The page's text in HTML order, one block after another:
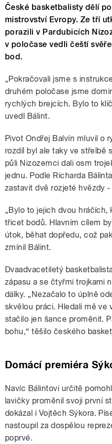
České basketbalisty dělí
mistrovství Evropy. Ze tří
porazili v Pardubicích
v poločase vedli čeští
bod.
„Pokračovali jsme s
druhém poločase jsme
rychlých brejcích. Bylo to
uvedl Bálint.
Pivot Ondřej Balvín mluvil o
rozdíl byl ale taky ve střelbě
půli Nizozemci dali osm
jednu. Podle Richarda
zastavit dvě rozjeté hvězdy
„Bylo to jejich dvou hráčích,
třicet bodů. Hlavním cílem
útok, běhat dopředu, což
zmínil Bálint.
Dvaadvacetiletý
zápasu a se čtyřmi trojkami
dálky. „Nezačalo to úplně
skvělou práci. Hledali mě ve
stačilo jen šance proměnit.
bohu,“ těšilo českého
Domácí premiéra
Navíc Bálintovi určitě
lavičky proměnil svoji první
dokázal i Vojtěch Sýkora.
nastoupil za dospělou
poprvé.